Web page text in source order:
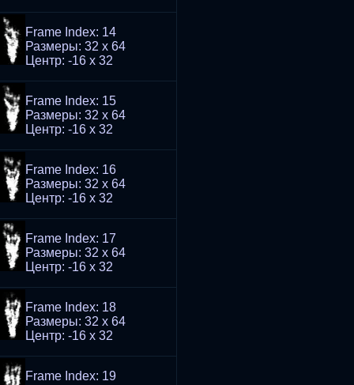
Frame Index: 14
Размеры: 32 x 64
Центр: -16 x 32
Frame Index: 15
Размеры: 32 x 64
Центр: -16 x 32
Frame Index: 16
Размеры: 32 x 64
Центр: -16 x 32
Frame Index: 17
Размеры: 32 x 64
Центр: -16 x 32
Frame Index: 18
Размеры: 32 x 64
Центр: -16 x 32
Frame Index: 19